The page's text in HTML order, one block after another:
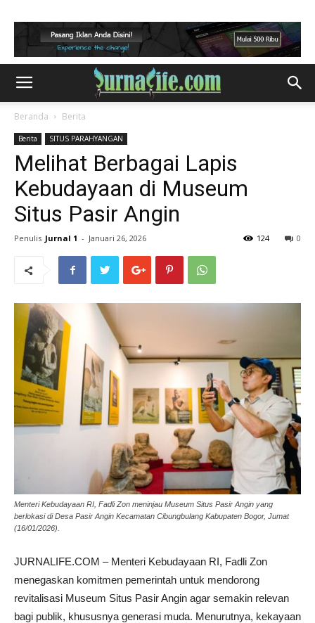
Beranda Berita
Berita SITUS PARAHYANGAN
Melihat Berbagai Lapis
Kebudayaan di Museum
Situs Pasir Angin
Penulis Jurnal 1 - Januari 26, 2026 0
124
Menteri Kebudayaan RI, Fadli Zon meninjau Museum Situs Pasir Angin yang
berlokasi di Desa Pasir Angin Kecamatan Cibungbulang Kabupaten Bogor, Jumat
(16/01/2026).
JURNALIFE.COM – Menteri Kebudayaan RI, Fadli Zon
menegaskan komitmen pemerintah untuk mendorong
revitalisasi Museum Situs Pasir Angin agar semakin relevan
bagi publik, khususnya generasi muda. Menurutnya, kekayaan